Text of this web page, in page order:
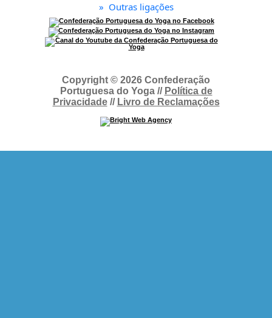
» Outras ligações
Copyright © 2026 Confederação
Portuguesa do Yoga // Política de
Privacidade// Livro de Reclamações